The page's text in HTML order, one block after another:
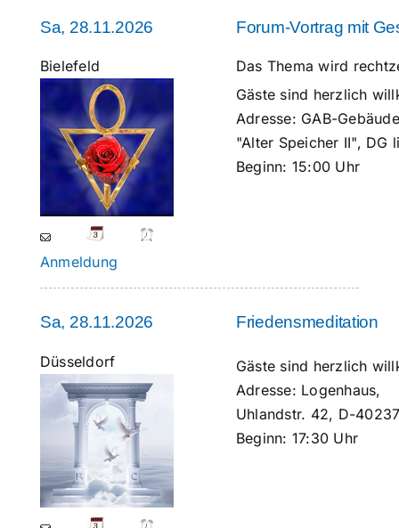
Sa, 28.11.2026
Bielefeld
Anmeldung
Forum-Vortrag mit
Das Thema wird
Gäste sind herzlich
Adresse: GAB-
"Alter Speicher II", DG
Beginn: 15:00 Uhr
Sa, 28.11.2026
Düsseldorf
Friedensmeditation
Gäste sind herzlich
Adresse: Logenhaus,
Uhlandstr. 42, D-
Beginn: 17:30 Uhr